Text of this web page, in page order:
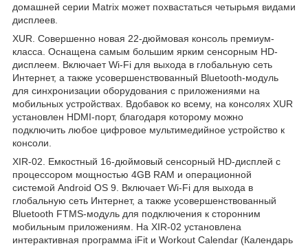
домашней серии Matrix может похвастаться четырьмя видами
дисплеев.
XUR. Совершенно новая 22-дюймовая консоль премиум-
класса. Оснащена самым большим ярким сенсорным HD-
дисплеем. Включает Wi-Fi для выхода в глобальную сеть
Интернет, а также усовершенствованный Bluetooth-модуль
для синхронизации оборудования с приложениями на
мобильных устройствах. Вдобавок ко всему, на консолях XUR
установлен HDMI-порт, благодаря которому можно
подключить любое цифровое мультимедийное устройство к
консоли.
XIR-02. Емкостный 16-дюймовый сенсорный HD-дисплей с
процессором мощностью 4GB RAM и операционной
системой Android OS 9. Включает Wi-Fi для выхода в
глобальную сеть Интернет, а также усовершенствованный
Bluetooth FTMS-модуль для подключения к сторонним
мобильным приложениям. На XIR-02 установлена
интерактивная программа iFit и Workout Calendar (Календарь